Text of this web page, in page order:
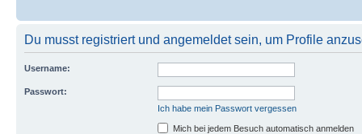
Du musst registriert und angemeldet sein, um Profile
Username:
Passwort:
Ich habe mein Passwort vergessen
Mich bei jedem Besuch automatisch anmelden